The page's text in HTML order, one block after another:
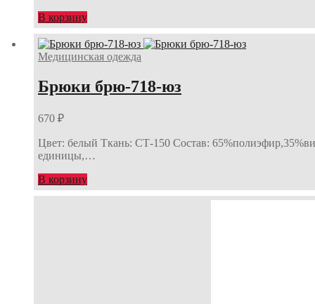
В корзину
Медицинская одежда
Брюки брю-718-юз
670 ₽
Цвет: белый Ткань: СТ-150 Состав:
единицы,…
В корзину